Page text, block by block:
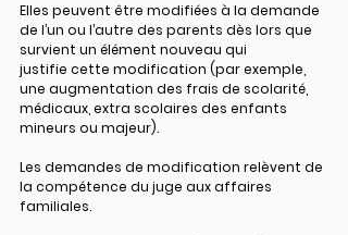
Elles peuvent être modifiées à la demande
de l’un ou l’autre des parents dès lors que
survient un élément nouveau qui
justifie cette modification (par exemple,
une augmentation des frais de scolarité,
médicaux, extra scolaires des enfants
mineurs ou majeur).
Les demandes de modification relèvent de
la compétence du juge aux affaires
familiales.